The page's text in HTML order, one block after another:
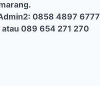
0858 4897 6777
089 654 271 270